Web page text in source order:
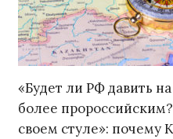
«Будет ли РФ давить
более
своем стуле»: почему